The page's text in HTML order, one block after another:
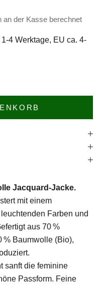
an der Kasse berechnet
4 Werktage, EU ca. 4-
Jacquard-Jacke.
mit einem
Farben und
aus 70 %
% Baumwolle (Bio),
sanft die feminine
Passform. Feine